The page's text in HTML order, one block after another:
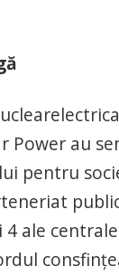
Power au
pentru
4 ale